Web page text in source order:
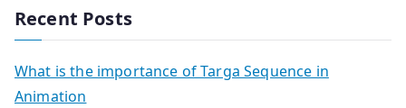
Recent Posts
What is the importance of Targa Sequence in
Animation